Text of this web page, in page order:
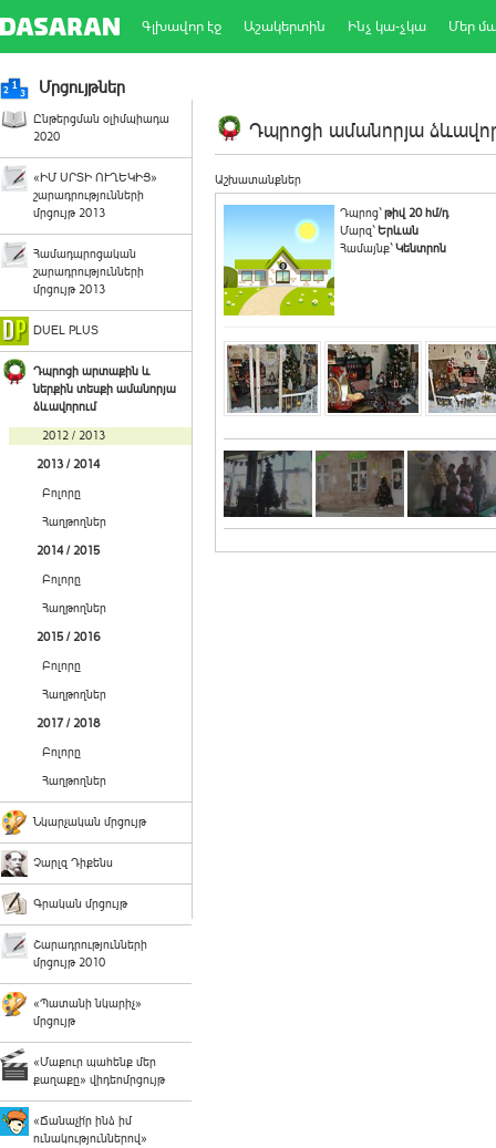
Գլխավոր էջ Աշակերտին Ինչ կա-չկա Մեր
Մրցույթներ
Ընթերցման օլիմպիադա
2020
«ԻՄ ՍՐՏԻ ՈՒՂԵԿԻՑ»
շարադրությունների
մրցույթ 2013
Համադպրոցական
շարադրությունների
մրցույթ 2013
DUEL PLUS
Դպրոցի արտաքին և
ներքին տեսքի ամանորյա
ձևավորում
2012 / 2013
2013 / 2014
Բոլորը
Հաղթողներ
2014 / 2015
Բոլորը
Հաղթողներ
2015 / 2016
Բոլորը
Հաղթողներ
2017 / 2018
Բոլորը
Հաղթողներ
Նկարչական մրցույթ
Չարլզ Դիքենս
Գրական մրցույթ
Շարադրությունների
մրցույթ 2010
«Պատանի նկարիչ»
մրցույթ
«Մաքուր պահենք մեր
քաղաքը» վիդեոմրցույթ
«Ճանաչի՛ր ինձ իմ
ունակություններով»
Դպրոցի ամանորյա
Աշխատանքներ
Դպրոց`թիվ 20 հմ/դ
Մարզ`Երևան
Համայնք`Կենտրոն